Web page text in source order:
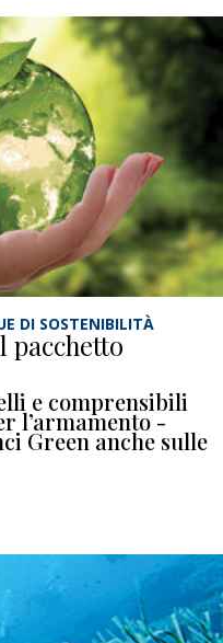
DI SOSTENIBILITÀ
pacchetto
e comprensibili
l’armamento -
Green anche sulle